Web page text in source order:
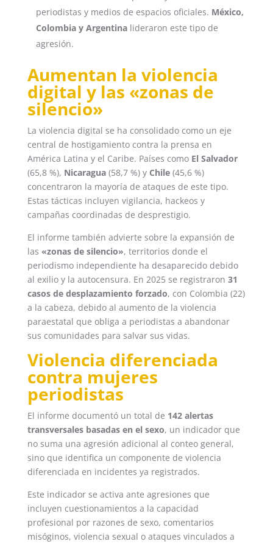
periodistas y medios de espacios oficiales. México,
Colombia y Argentina lideraron este tipo de
agresión.
Aumentan la violencia
digital y las «zonas de
silencio»
La violencia digital se ha consolidado como un eje
central de hostigamiento contra la prensa en
América Latina y el Caribe. Países como El Salvador
(65,8 %), Nicaragua(58,7 %) y Chile(45,6 %)
concentraron la mayoría de ataques de este tipo.
Estas tácticas incluyen vigilancia, hackeos y
campañas coordinadas de desprestigio.
El informe también advierte sobre la expansión de
las «zonas de silencio», territorios donde el
periodismo independiente ha desaparecido debido
al exilio y la autocensura. En 2025 se registraron 31
casos de desplazamiento forzado, con Colombia (22)
a la cabeza, debido al aumento de la violencia
paraestatal que obliga a periodistas a abandonar
sus comunidades para salvar sus vidas.
Violencia diferenciada
contra mujeres
periodistas
El informe documentó un total de 142 alertas
transversales basadas en el sexo, un indicador que
no suma una agresión adicional al conteo general,
sino que identifica un componente de violencia
diferenciada en incidentes ya registrados.
Este indicador se activa ante agresiones que
incluyen cuestionamientos a la capacidad
profesional por razones de sexo, comentarios
misóginos, violencia sexual o ataques vinculados a